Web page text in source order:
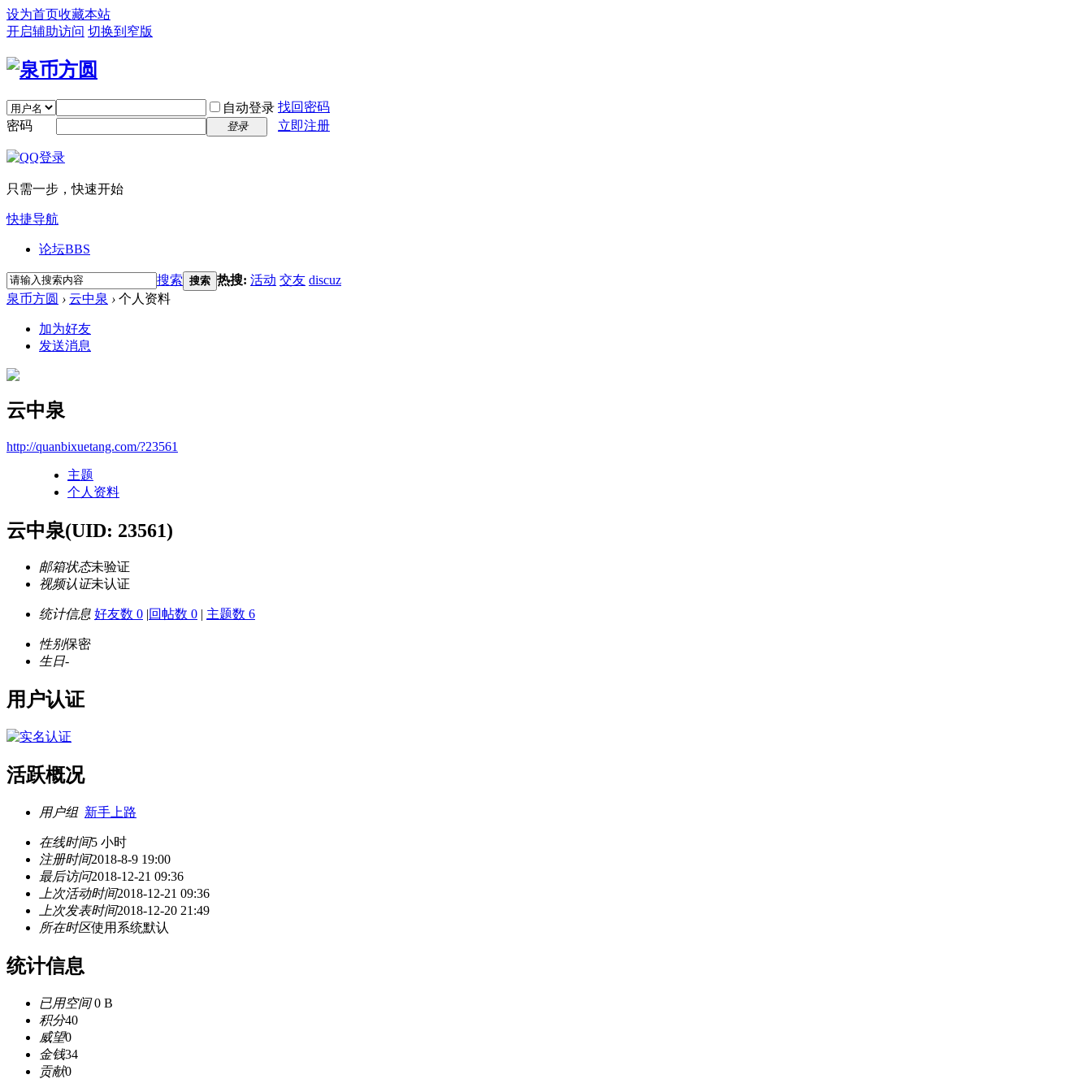
设为首页收藏本站
开启辅助访问 切换到窄版
自动登录 找回密码
密码
登录 立即注册
只需一步，快速开始
快捷导航
论坛BBS
搜索 搜索 热搜: 活动 交友 discuz
泉币方圆 › 云中泉 › 个人资料
加为好友
发送消息
云中泉
http://quanbixuetang.com/?23561
主题
个人资料
云中泉(UID: 23561)
邮箱状态未验证
视频认证未认证
统计信息 好友数 0 |回帖数 0 | 主题数 6
性别保密
生日-
用户认证
活跃概况
用户组 新手上路
在线时间5 小时
注册时间2018-8-9 19:00
最后访问2018-12-21 09:36
上次活动时间2018-12-21 09:36
上次发表时间2018-12-20 21:49
所在时区使用系统默认
统计信息
已用空间0 B
积分40
威望0
金钱34
贡献0